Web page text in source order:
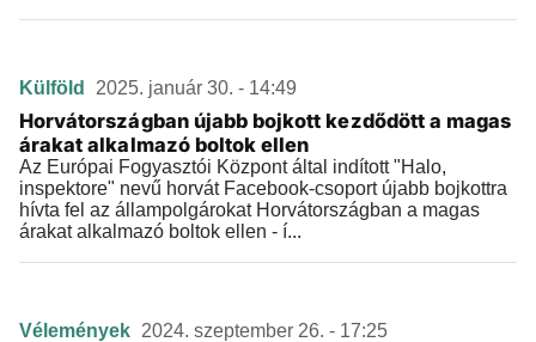
Külföld 2025. január 30. - 14:49
Horvátországban újabb bojkott kezdődött a magas
árakat alkalmazó boltok ellen
Az Európai Fogyasztói Központ által indított "Halo,
inspektore" nevű horvát Facebook-csoport újabb bojkottra
hívta fel az állampolgárokat Horvátországban a magas
árakat alkalmazó boltok ellen - í...
Vélemények 2024. szeptember 26. - 17:25